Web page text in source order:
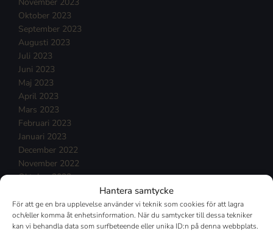
Hantera samtycke
För att ge en bra upplevelse använder vi teknik som cookies för att lagra
och/eller komma åt enhetsinformation. När du samtycker till dessa tekniker
kan vi behandla data som surfbeteende eller unika ID:n på denna webbplats.
November 2023
Oktober 2023
September 2023
Augusti 2023
Juli 2023
Juni 2023
Maj 2023
April 2023
Mars 2023
Februari 2023
Januari 2023
December 2022
November 2022
Oktober 2022
Augusti 2022
Juli 2022